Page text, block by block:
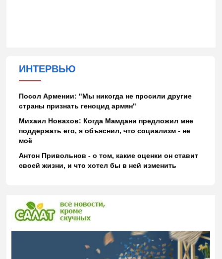
ИНТЕРВЬЮ
Посол Армении: "Мы никогда не просили другие
страны признать геноцид армян"
Михаил Новахов: Когда Мамдани предложил мне
поддержать его, я объяснил, что социализм - не
моё
Антон Привольнов - о том, какие оценки он ставит
своей жизни, и что хотел бы в ней изменить